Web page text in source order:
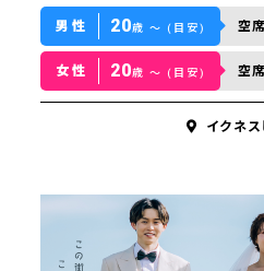
男性 20歳 〜 (目安) 空
女性 20歳 〜 (目安) 空
イクネス